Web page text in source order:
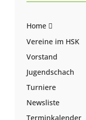
Home
Vereine im HSK
Vorstand
Jugendschach
Turniere
Newsliste
Terminkalender